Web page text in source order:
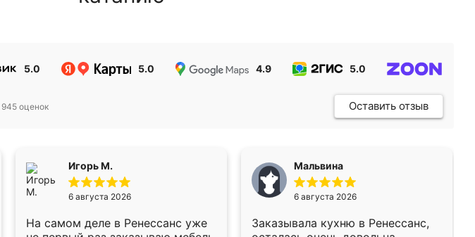
5.0 5.0 4.9 5.0
945 оценок Оставить отзыв
Игорь М.
6 августа 2026
На самом деле в Ренессанс уже
Мальвина
6 августа 2026
Заказывала кухню в Ренессанс,